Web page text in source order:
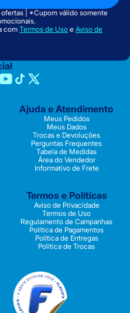
| *Cupom válido somente
com Termos de Uso e Aviso de
Ajuda e Atendimento
Meus Pedidos
Meus Dados
Trocas e Devoluções
Perguntas Frequentes
Tabela de Medidas
Área do Vendedor
Informativo de Frete
Termos e Políticas
Aviso de Privacidade
Termos de Uso
Regulamento de Campanhas
Política de Pagamentos
Política de Entregas
Política de Trocas